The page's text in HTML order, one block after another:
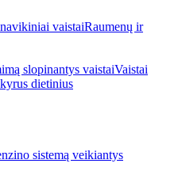
vaistaiRaumenų ir
slopinantys vaistaiVaistai
dietinius
sistemą veikiantys